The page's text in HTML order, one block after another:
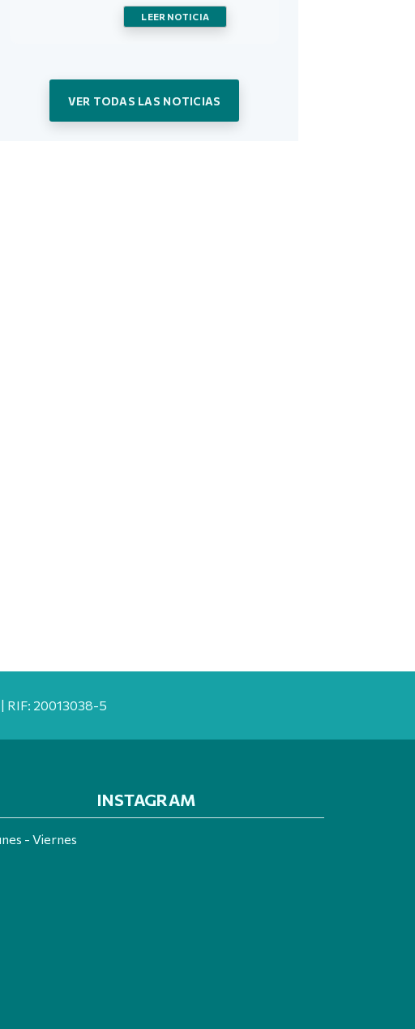
LEER NOTICIA
VER TODAS LAS NOTICIAS
RIF: 20013038-5
- Viernes
INSTAGRAM